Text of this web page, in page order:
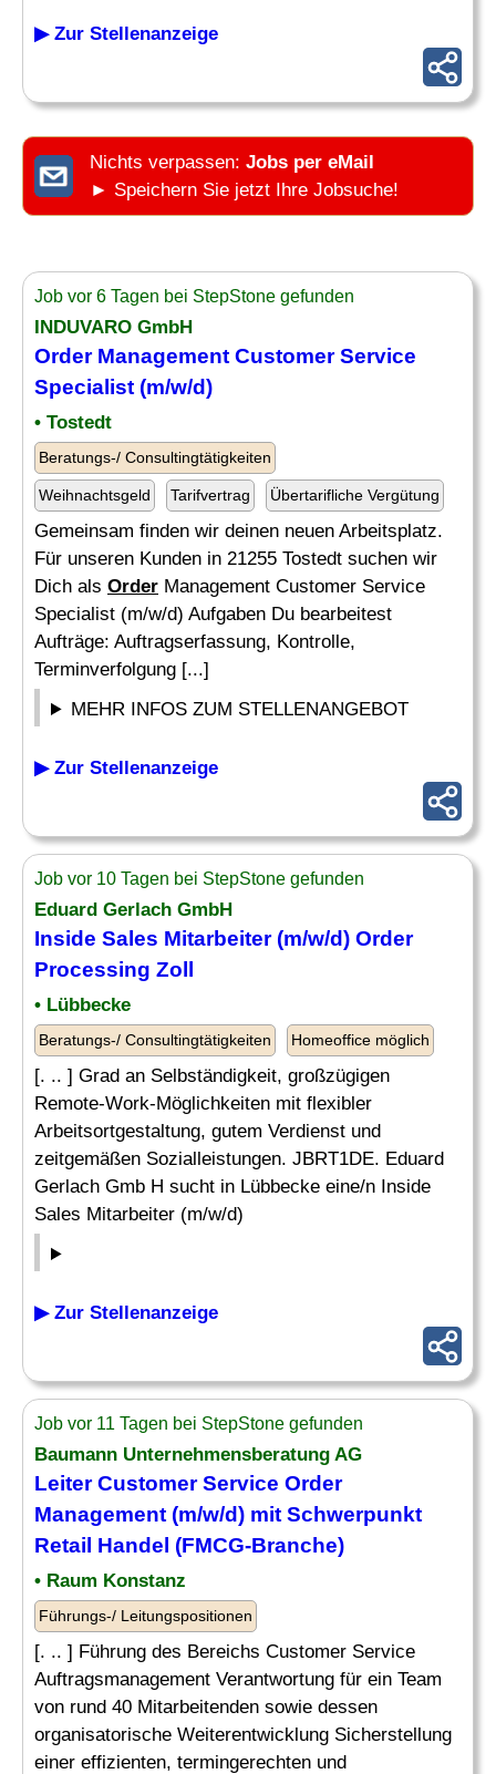
▶ Zur Stellenanzeige
Nichts verpassen: Jobs per eMail
► Speichern Sie jetzt Ihre Jobsuche!
Job vor 6 Tagen bei StepStone gefunden
INDUVARO GmbH
OrderManagement Customer Service
Specialist (m/w/d)
• Tostedt
Beratungs-/ Consultingtätigkeiten
Weihnachtsgeld Tarifvertrag Übertarifliche Vergütung
Gemeinsam finden wir deinen neuen Arbeitsplatz.
Für unseren Kunden in 21255 Tostedt suchen wir
Dich als Order Management Customer Service
Specialist (m/w/d) Aufgaben Du bearbeitest
Aufträge: Auftragserfassung, Kontrolle,
Terminverfolgung [...]
MEHR INFOS ZUM STELLENANGEBOT
▶ Zur Stellenanzeige
Job vor 10 Tagen bei StepStone gefunden
Eduard Gerlach GmbH
Inside Sales Mitarbeiter (m/w/d) Order
Processing Zoll
• Lübbecke
Beratungs-/ Consultingtätigkeiten Homeoffice möglich
[. .. ] Grad an Selbständigkeit, großzügigen
Remote-Work-Möglichkeiten mit flexibler
Arbeitsortgestaltung, gutem Verdienst und
zeitgemäßen Sozialleistungen. JBRT1DE. Eduard
Gerlach Gmb H sucht in Lübbecke eine/n Inside
Sales Mitarbeiter (m/w/d)
▶ Zur Stellenanzeige
Job vor 11 Tagen bei StepStone gefunden
Baumann Unternehmensberatung AG
Leiter Customer Service Order
Management (m/w/d) mit Schwerpunkt
Retail Handel (FMCG-Branche)
• Raum Konstanz
Führungs-/ Leitungspositionen
[. .. ] Führung des Bereichs Customer Service
Auftragsmanagement Verantwortung für ein Team
von rund 40 Mitarbeitenden sowie dessen
organisatorische Weiterentwicklung Sicherstellung
einer effizienten, termingerechten und